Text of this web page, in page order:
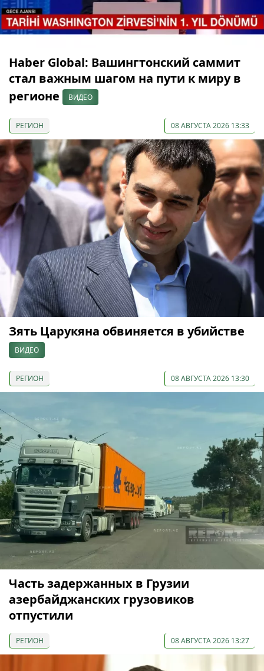
Haber Global: Вашингтонский саммит
стал важным шагом на пути к миру в
регионе
ВИДЕО
РЕГИОН 08 АВГУСТА 2026 13:33
Зять Царукяна обвиняется в убийстве
ВИДЕО
РЕГИОН 08 АВГУСТА 2026 13:30
Часть задержанных в Грузии
азербайджанских грузовиков
отпустили
РЕГИОН 08 АВГУСТА 2026 13:27